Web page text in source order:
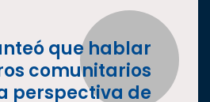
que hablar
comunitarios
perspectiva de